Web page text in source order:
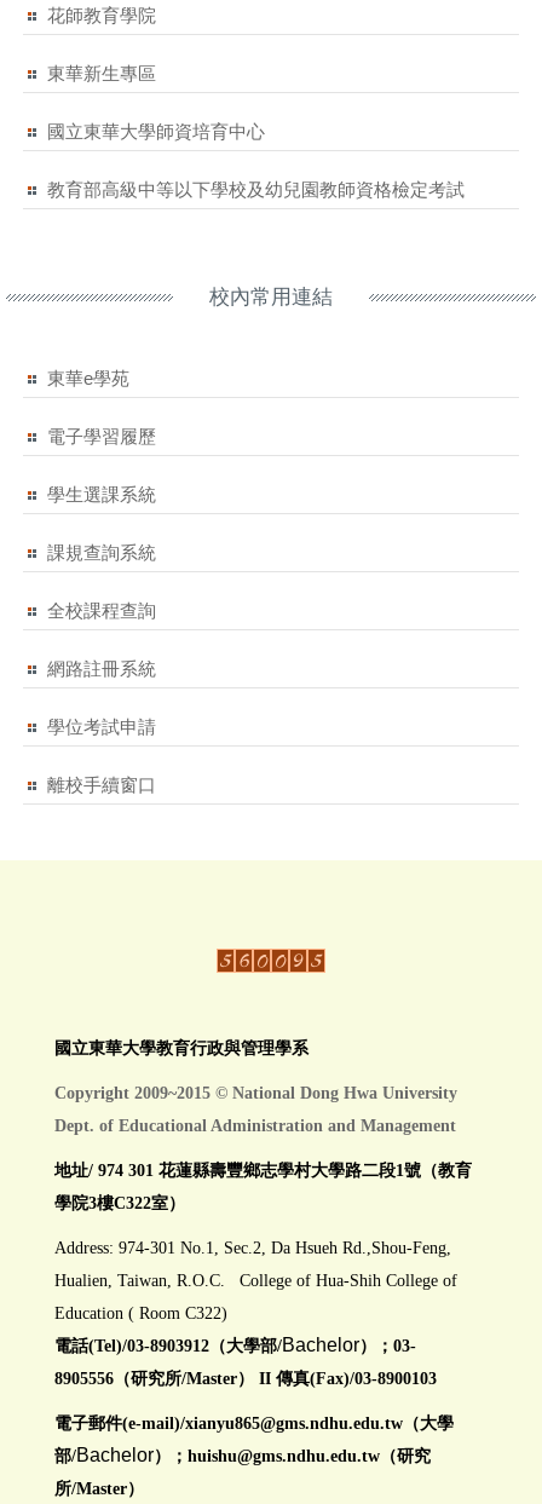
花師教育學院
東華新生專區
國立東華大學師資培育中心
教育部高級中等以下學校及幼兒園教師資格檢定考試
校內常用連結
東華e學苑
電子學習履歷
學生選課系統
課規查詢系統
全校課程查詢
網路註冊系統
學位考試申請
離校手續窗口
國立東華大學教育行政與管理學系
Copyright 2009~2015 © National Dong Hwa University
Dept. of Educational Administration and Management
地址/ 974 301 花蓮縣壽豐鄉志學村大學路二段1號（教育
學院3樓C322室）
Address: 974-301 No.1, Sec.2, Da Hsueh Rd.,Shou-Feng,
Hualien, Taiwan, R.O.C. College of Hua-Shih College of
Education ( Room C322)
電話(Tel)/03-8903912（大學部/Bachelor）；03-
8905556（研究所/Master） II 傳真(Fax)/03-8900103
電子郵件(e-mail)/xianyu865@gms.ndhu.edu.tw （大學
部/Bachelor）；huishu@gms.ndhu.edu.tw（研究
所/Master）